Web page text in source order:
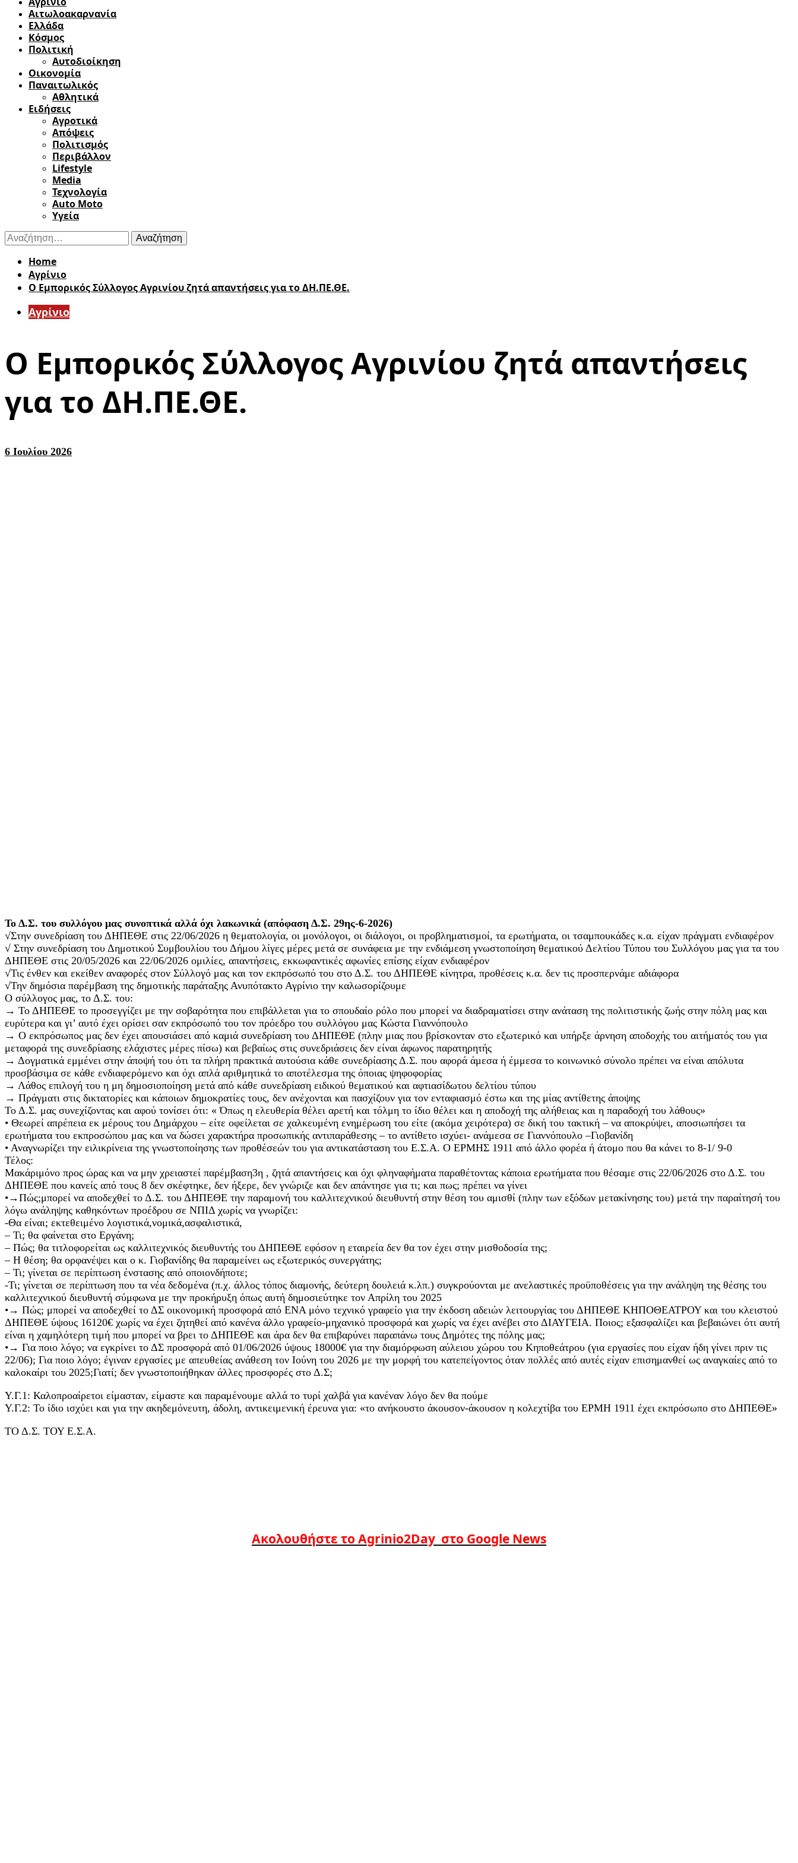
Αιτωλοακαρνανία
Ελλάδα
Κόσμος
Πολιτική
Αυτοδιοίκηση
Οικονομία
Παναιτωλικός
Αθλητικά
Ειδήσεις
Αγροτικά
Απόψεις
Πολιτισμός
Περιβάλλον
Lifestyle
Media
Τεχνολογία
Auto Moto
Υγεία
Αναζήτηση
για:
Home
Aγρίνιο
Ο Eμπορικός Σύλλογος Αγρινίου ζητά απαντήσεις για το ΔΗ.ΠΕ.ΘΕ.
Aγρίνιο
Ο Eμπορικός Σύλλογος Αγρινίου ζητά απαντήσεις
για το ΔΗ.ΠΕ.ΘΕ.
6 Ιουλίου 2026
Το Δ.Σ. του συλλόγου μας συνοπτικά αλλά όχι λακωνικά (απόφαση Δ.Σ. 29ης-6-2026)
√Στην συνεδρίαση του ΔΗΠΕΘΕ στις 22/06/2026 η θεματολογία, οι μονόλογοι, οι διάλογοι, οι προβληματισμοί, τα ερωτήματα, οι τσαμπουκάδες κ.α. είχαν πράγματι ενδιαφέρον
√ Στην συνεδρίαση του Δημοτικού Συμβουλίου του Δήμου λίγες μέρες μετά σε συνάφεια με την ενδιάμεση γνωστοποίηση θεματικού Δελτίου Τύπου του Συλλόγου μας για τα του
ΔΗΠΕΘΕ στις 20/05/2026 και 22/06/2026 ομιλίες, απαντήσεις, εκκωφαντικές αφωνίες επίσης είχαν ενδιαφέρον
√Τις ένθεν και εκείθεν αναφορές στον Σύλλογό μας και τον εκπρόσωπό του στο Δ.Σ. του ΔΗΠΕΘΕ κίνητρα, προθέσεις κ.α. δεν τις προσπερνάμε αδιάφορα
√Την δημόσια παρέμβαση της δημοτικής παράταξης Ανυπότακτο Αγρίνιο την καλωσορίζουμε
Ο σύλλογος μας, το Δ.Σ. του:
→ Το ΔΗΠΕΘΕ το προσεγγίζει με την σοβαρότητα που επιβάλλεται για το σπουδαίο ρόλο που μπορεί να διαδραματίσει στην ανάταση της πολιτιστικής ζωής στην πόλη μας και
ευρύτερα και γι’ αυτό έχει ορίσει σαν εκπρόσωπό του τον πρόεδρο του συλλόγου μας Κώστα Γιαννόπουλο
→ Ο εκπρόσωπος μας δεν έχει απουσιάσει από καμιά συνεδρίαση του ΔΗΠΕΘΕ (πλην μιας που βρίσκονταν στο εξωτερικό και υπήρξε άρνηση αποδοχής του αιτήματός του για
μεταφορά της συνεδρίασης ελάχιστες μέρες πίσω) και βεβαίως στις συνεδριάσεις δεν είναι άφωνος παρατηρητής
→ Δογματικά εμμένει στην άποψή του ότι τα πλήρη πρακτικά αυτούσια κάθε συνεδρίασης Δ.Σ. που αφορά άμεσα ή έμμεσα το κοινωνικό σύνολο πρέπει να είναι απόλυτα
προσβάσιμα σε κάθε ενδιαφερόμενο και όχι απλά αριθμητικά το αποτέλεσμα της όποιας ψηφοφορίας
→ Λάθος επιλογή του η μη δημοσιοποίηση μετά από κάθε συνεδρίαση ειδικού θεματικού και αφτιασίδωτου δελτίου τύπου
→ Πράγματι στις δικτατορίες και κάποιων δημοκρατίες τους, δεν ανέχονται και πασχίζουν για τον ενταφιασμό έστω και της μίας αντίθετης άποψης
Το Δ.Σ. μας συνεχίζοντας και αφού τονίσει ότι: « Όπως η ελευθερία θέλει αρετή και τόλμη το ίδιο θέλει και η αποδοχή της αλήθειας και η παραδοχή του λάθους»
• Θεωρεί απρέπεια εκ μέρους του Δημάρχου – είτε οφείλεται σε χαλκευμένη ενημέρωση του είτε (ακόμα χειρότερα) σε δική του τακτική – να αποκρύψει, αποσιωπήσει τα
ερωτήματα του εκπροσώπου μας και να δώσει χαρακτήρα προσωπικής αντιπαράθεσης – το αντίθετο ισχύει- ανάμεσα σε Γιαννόπουλο –Γιοβανίδη
• Αναγνωρίζει την ειλικρίνεια της γνωστοποίησης των προθέσεών του για αντικατάσταση του Ε.Σ.Α. Ο ΕΡΜΗΣ 1911 από άλλο φορέα ή άτομο που θα κάνει το 8-1/ 9-0
Τέλος:
Μακάριμόνο προς ώρας και να μην χρειαστεί παρέμβαση3η , ζητά απαντήσεις και όχι φληναφήματα παραθέτοντας κάποια ερωτήματα που θέσαμε στις 22/06/2026 στο Δ.Σ. του
ΔΗΠΕΘΕ που κανείς από τους 8 δεν σκέφτηκε, δεν ήξερε, δεν γνώριζε και δεν απάντησε για τι; και πως; πρέπει να γίνει
•→Πώς;μπορεί να αποδεχθεί το Δ.Σ. του ΔΗΠΕΘΕ την παραμονή του καλλιτεχνικού διευθυντή στην θέση του αμισθί (πλην των εξόδων μετακίνησης του) μετά την παραίτησή του
λόγω ανάληψης καθηκόντων προέδρου σε ΝΠΙΔ χωρίς να γνωρίζει:
-Θα είναι; εκτεθειμένο λογιστικά,νομικά,ασφαλιστικά,
– Τι; θα φαίνεται στο Εργάνη;
– Πώς; θα τιτλοφορείται ως καλλιτεχνικός διευθυντής του ΔΗΠΕΘΕ εφόσον η εταιρεία δεν θα τον έχει στην μισθοδοσία της;
– Η θέση; θα ορφανέψει και ο κ. Γιοβανίδης θα παραμείνει ως εξωτερικός συνεργάτης;
– Τι; γίνεται σε περίπτωση ένστασης από οποιονδήποτε;
-Τι; γίνεται σε περίπτωση που τα νέα δεδομένα (π.χ. άλλος τόπος διαμονής, δεύτερη δουλειά κ.λπ.) συγκρούονται με ανελαστικές προϋποθέσεις για την ανάληψη της θέσης του
καλλιτεχνικού διευθυντή σύμφωνα με την προκήρυξη όπως αυτή δημοσιεύτηκε τον Απρίλη του 2025
•→ Πώς; μπορεί να αποδεχθεί το ΔΣ οικονομική προσφορά από ΕΝΑ μόνο τεχνικό γραφείο για την έκδοση αδειών λειτουργίας του ΔΗΠΕΘΕ ΚΗΠΟΘΕΑΤΡΟΥ και του κλειστού
ΔΗΠΕΘΕ ύψους 16120€ χωρίς να έχει ζητηθεί από κανένα άλλο γραφείο-μηχανικό προσφορά και χωρίς να έχει ανέβει στο ΔΙΑΥΓΕΙΑ. Ποιος; εξασφαλίζει και βεβαιώνει ότι αυτή
είναι η χαμηλότερη τιμή που μπορεί να βρει το ΔΗΠΕΘΕ και άρα δεν θα επιβαρύνει παραπάνω τους Δημότες της πόλης μας;
•→ Για ποιο λόγο; να εγκρίνει το ΔΣ προσφορά από 01/06/2026 ύψους 18000€ για την διαμόρφωση αύλειου χώρου του Κηποθεάτρου (για εργασίες που είχαν ήδη γίνει πριν τις
22/06); Για ποιο λόγο; έγιναν εργασίες με απευθείας ανάθεση τον Ιούνη του 2026 με την μορφή του κατεπείγοντος όταν πολλές από αυτές είχαν επισημανθεί ως αναγκαίες από το
καλοκαίρι του 2025;Γιατί; δεν γνωστοποιήθηκαν άλλες προσφορές στο Δ.Σ;
Υ.Γ.1: Καλοπροαίρετοι είμασταν, είμαστε και παραμένουμε αλλά το τυρί χαλβά για κανέναν λόγο δεν θα πούμε
Υ.Γ.2: Το ίδιο ισχύει και για την ακηδεμόνευτη, άδολη, αντικειμενική έρευνα για: «το ανήκουστο άκουσον-άκουσον η κολεχτίβα του ΕΡΜΗ 1911 έχει εκπρόσωπο στο ΔΗΠΕΘΕ»
ΤΟ Δ.Σ. ΤΟΥ Ε.Σ.Α.
Ακολουθήστε το Agrinio2Day στο Google News